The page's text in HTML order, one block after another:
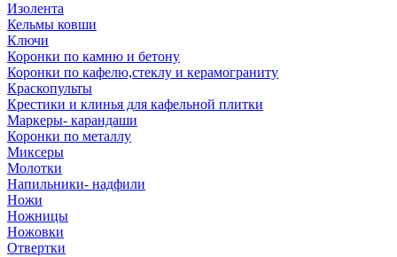
Изолента
Кельмы ковши
Ключи
Коронки по камню и бетону
Коронки по кафелю,стеклу и керамограниту
Краскопульты
Крестики и клинья для кафельной плитки
Маркеры- карандаши
Коронки по металлу
Миксеры
Молотки
Напильники- надфили
Ножи
Ножницы
Ножовки
Отвертки